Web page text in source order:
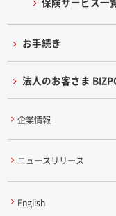
お手続き
法人のお客さま
企業情報
ニュースリリース
English